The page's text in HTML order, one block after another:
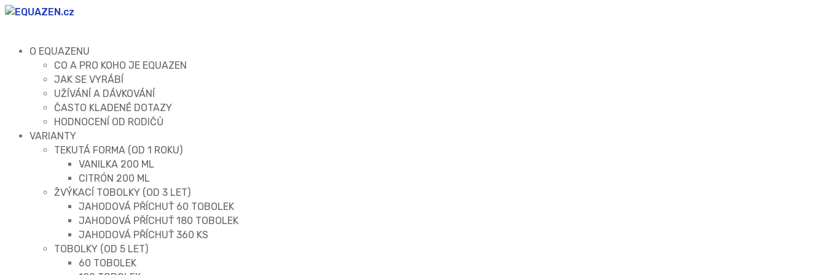
O EQUAZENU
CO A PRO KOHO JE EQUAZEN
JAK SE VYRÁBÍ
UŽÍVÁNÍ A DÁVKOVÁNÍ
ČASTO KLADENÉ DOTAZY
HODNOCENÍ OD RODIČŮ
VARIANTY
TEKUTÁ FORMA (OD 1 ROKU)
VANILKA 200 ML
CITRÓN 200 ML
ŽVÝKACÍ TOBOLKY (OD 3 LET)
JAHODOVÁ PŘÍCHUŤ 60 TOBOLEK
JAHODOVÁ PŘÍCHUŤ 180 TOBOLEK
JAHODOVÁ PŘÍCHUŤ 360 KS
TOBOLKY (OD 5 LET)
60 TOBOLEK